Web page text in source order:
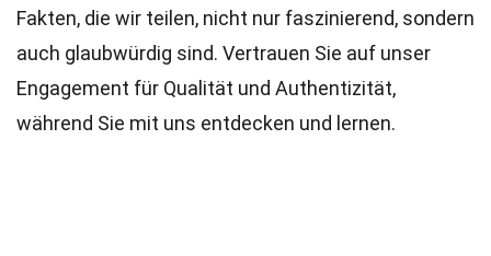
Fakten, die wir teilen, nicht nur faszinierend, sondern
auch glaubwürdig sind. Vertrauen Sie auf unser
Engagement für Qualität und Authentizität,
während Sie mit uns entdecken und lernen.